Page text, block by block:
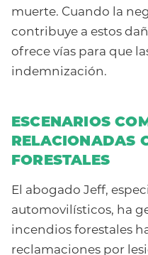
muerte. Cuando la
contribuye a estos
ofrece vías para que
indemnización.
ESCENARIOS
RELACIONADAS
FORESTALES
El abogado Jeff,
automovilísticos, ha
incendios forestales
reclamaciones por